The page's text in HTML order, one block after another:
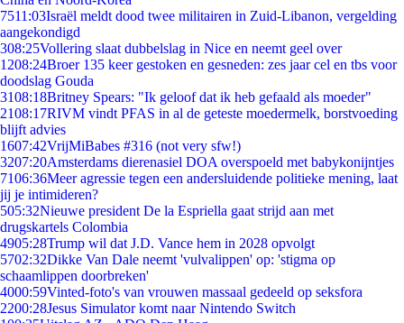
7511:03Israël meldt dood twee militairen in Zuid-Libanon, vergelding
aangekondigd
308:25Vollering slaat dubbelslag in Nice en neemt geel over
1208:24Broer 135 keer gestoken en gesneden: zes jaar cel en tbs voor
doodslag Gouda
3108:18Britney Spears: "Ik geloof dat ik heb gefaald als moeder"
2108:17RIVM vindt PFAS in al de geteste moedermelk, borstvoeding
blijft advies
1607:42VrijMiBabes #316 (not very sfw!)
3207:20Amsterdams dierenasiel DOA overspoeld met babykonijntjes
7106:36Meer agressie tegen een andersluidende politieke mening, laat
jij je intimideren?
505:32Nieuwe president De la Espriella gaat strijd aan met
drugskartels Colombia
4905:28Trump wil dat J.D. Vance hem in 2028 opvolgt
5702:32Dikke Van Dale neemt 'vulvalippen' op: 'stigma op
schaamlippen doorbreken'
4000:59Vinted-foto's van vrouwen massaal gedeeld op seksfora
2200:28Jesus Simulator komt naar Nintendo Switch